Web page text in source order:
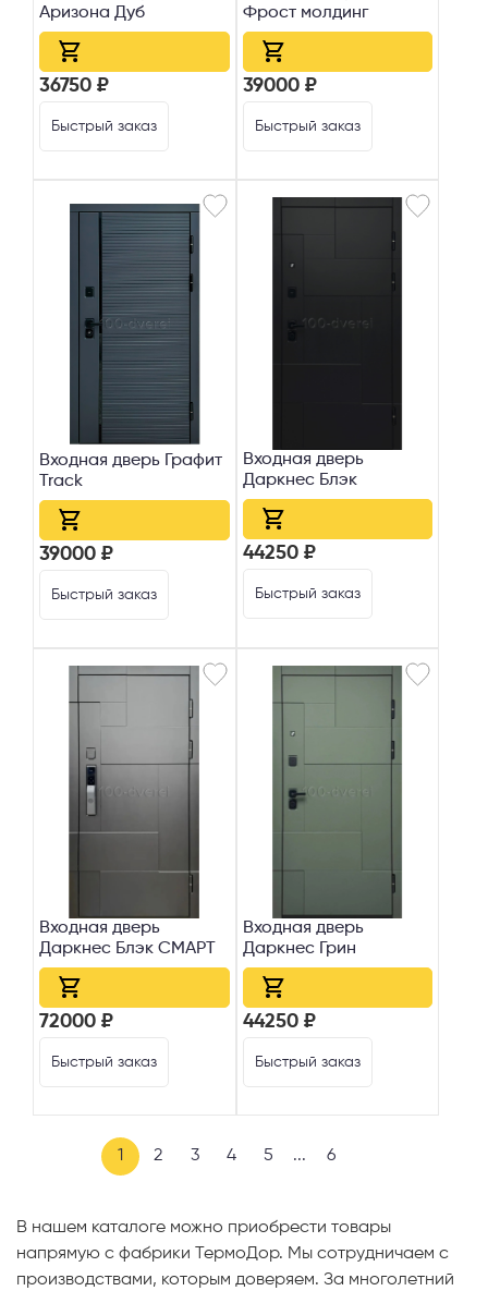
Аризона Дуб
36750 ₽
Быстрый заказ
Фрост молдинг
39000 ₽
Быстрый заказ
Входная дверь Графит
Track
39000 ₽
Быстрый заказ
Входная дверь
Даркнес Блэк
44250 ₽
Быстрый заказ
Входная дверь
Даркнес Блэк СМАРТ
72000 ₽
Быстрый заказ
Входная дверь
Даркнес Грин
44250 ₽
Быстрый заказ
1 2 3 4 5 ... 6
В нашем каталоге можно приобрести товары
напрямую с фабрики ТермоДор. Мы сотрудничаем с
производствами, которым доверяем. За многолетний